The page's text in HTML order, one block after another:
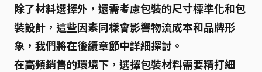
除了材料選擇外，還需考慮包裝的尺寸標準化和包
裝設計，這些因素同樣會影響物流成本和品牌形
象，我們將在後續章節中詳細探討。
在高頻銷售的環境下，選擇包裝材料需要精打細